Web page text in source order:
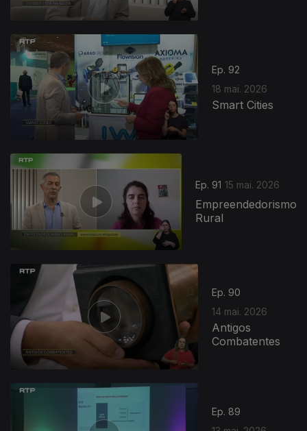
Ep. 92
18 mai. 2026
Smart Cities
Ep. 91 15 mai. 2026
Empreendedorismo
Rural
Ep. 90
14 mai. 2026
Antigos
Combatentes
Ep. 89